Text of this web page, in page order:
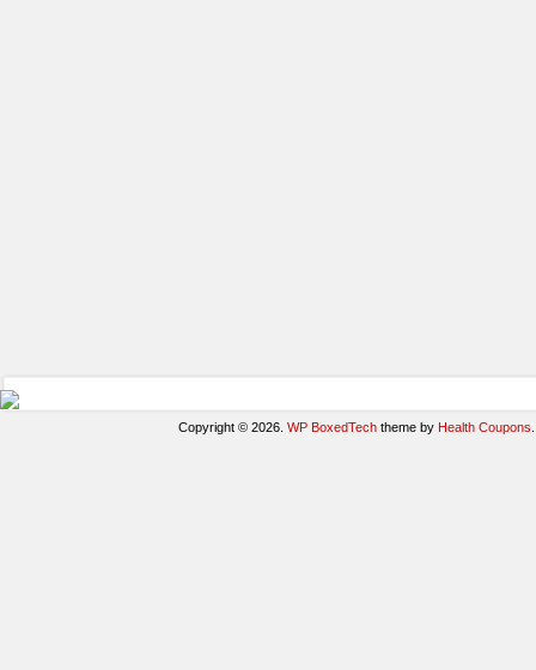
Copyright © 2026.WP BoxedTech theme by Health Coupons